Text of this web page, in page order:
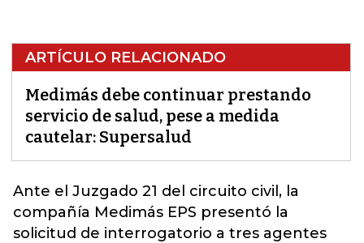
ARTÍCULO RELACIONADO
Medimás debe continuar prestando
servicio de salud, pese a medida
cautelar: Supersalud
Ante el Juzgado 21 del circuito civil, la
compañía Medimás EPS presentó la
solicitud de interrogatorio a tres agentes